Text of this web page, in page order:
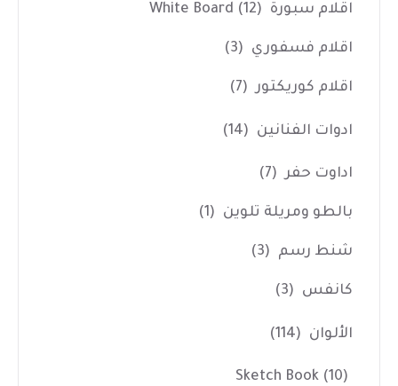
اقلام سبورة White Board (12)
اقلام فسفوري (3)
اقلام كوريكتور (7)
ادوات الفنانين (14)
اداوت حفر (7)
بالطو ومريلة تلوين (1)
شنط رسم (3)
كانفس (3)
الألوان (114)
Sketch Book (10)